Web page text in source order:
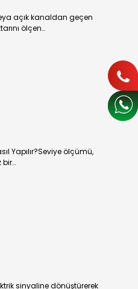
açık kanaldan geçen
ölçen…
Yapılır?Seviye ölçümü,
bir…
sinyaline dönüştürerek